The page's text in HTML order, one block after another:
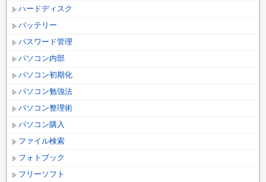
ハードディスク
バッテリー
パスワード管理
パソコン内部
パソコン初期化
パソコン勉強法
パソコン整理術
パソコン購入
ファイル検索
フォトブック
フリーソフト